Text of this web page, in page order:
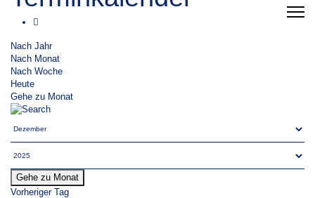
Nach Jahr
Nach Monat
Nach Woche
Heute
Gehe zu Monat
Gehe zu Monat
Vorheriger Tag